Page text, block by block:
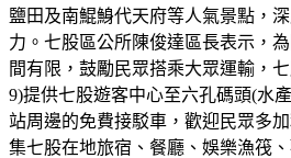
鹽田及南鯤鯓代天府等人氣景點，
力。七股區公所陳俊達區長表示，
間有限，鼓勵民眾搭乘大眾運輸，
9)提供七股遊客中心至六孔碼頭(水
站周邊的免費接駁車，歡迎民眾多
集七股在地旅宿、餐廳、娛樂漁筏